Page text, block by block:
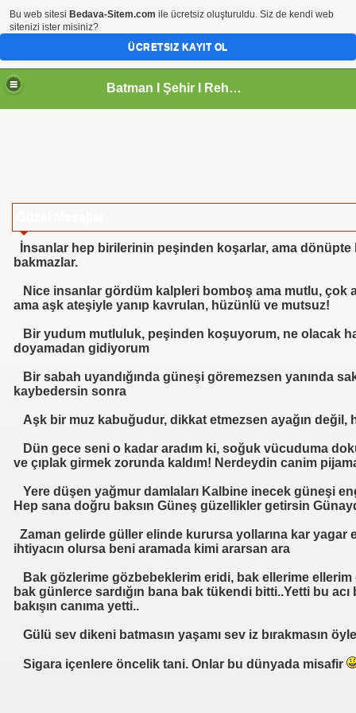
Batman I Şehir I Rehberi
İnsanlar hep birilerinin peşinden koşarlar, ama
bakmazlar.
Nice insanlar gördüm kalpleri bomboş ama mutlu,
ama aşk ateşiyle yanıp kavrulan, hüzünlü ve mutsuz!
Bir yudum mutluluk, peşinden koşuyorum, ne olacak
doyamadan gidiyorum
Bir sabah uyandığında güneşi göremezsen yanında
kaybedersin sonra
Aşk bir muz kabuğudur, dikkat etmezsen ayağın değil,
Dün gece seni o kadar aradım ki, soğuk vücuduma
ve çıplak girmek zorunda kaldım! Nerdeydin canim
Yere düşen yağmur damlaları Kalbine inecek güneşi
Hep sana doğru baksın Güneş güzellikler getirsin
Zaman gelirde güller elinde kurursa yollarına kar yagar
ihtiyacın olursa beni aramada kimi ararsan ara
Bak gözlerime gözbebeklerim eridi, bak ellerime
bak günlerce sardığın bana bak tükendi bitti..Yetti bu
bakışın canıma yetti..
Gülü sev dikeni batmasın yaşamı sev iz bırakmasın
Sigara içenlere öncelik tani. Onlar bu dünyada misafir
Bu web sitesi Bedava-Sitem.com ile ücretsiz oluşturuldu. Siz de kendi web
sitenizi ister misiniz?
ÜCRETSIZ KAYIT OL